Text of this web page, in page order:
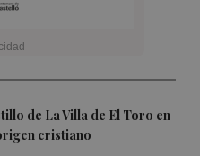
de La Villa de El Toro en
cristiano